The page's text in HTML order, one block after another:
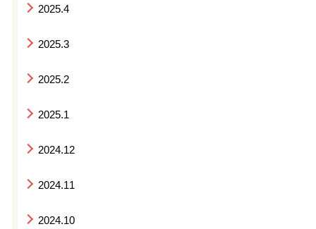
2025.4
2025.3
2025.2
2025.1
2024.12
2024.11
2024.10